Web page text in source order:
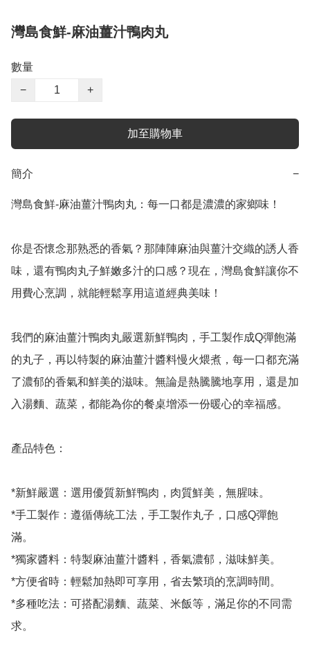
灣島食鮮-麻油薑汁鴨肉丸
數量
−
+
加至購物車
簡介 −
灣島食鮮-麻油薑汁鴨肉丸：每一口都是濃濃的家鄉味！
你是否懷念那熟悉的香氣？那陣陣麻油與薑汁交織的誘人香
味，還有鴨肉丸子鮮嫩多汁的口感？現在，灣島食鮮讓你不
用費心烹調，就能輕鬆享用這道經典美味！
我們的麻油薑汁鴨肉丸嚴選新鮮鴨肉，手工製作成Q彈飽滿
的丸子，再以特製的麻油薑汁醬料慢火煨煮，每一口都充滿
了濃郁的香氣和鮮美的滋味。無論是熱騰騰地享用，還是加
入湯麵、蔬菜，都能為你的餐桌增添一份暖心的幸福感。
產品特色：
*新鮮嚴選：選用優質新鮮鴨肉，肉質鮮美，無腥味。
*手工製作：遵循傳統工法，手工製作丸子，口感Q彈飽
滿。
*獨家醬料：特製麻油薑汁醬料，香氣濃郁，滋味鮮美。
*方便省時：輕鬆加熱即可享用，省去繁瑣的烹調時間。
*多種吃法：可搭配湯麵、蔬菜、米飯等，滿足你的不同需
求。